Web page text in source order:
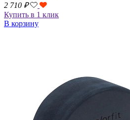
2 710 ₽
Купить в 1 клик
В корзину